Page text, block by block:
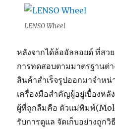
LENSO Wheel
หลังจากได้ล้ออัลลอยด์ ที่สว
การทดสอบตามมาตรฐานต่า
สินค้าสำเร็จรูปออกมาจำหน่
เครื่องมือสำคัญผู้อยู่เบื้องหลั
ผู้ที่ถูกลืมคือ ตัวแม่พิมพ์
รับการดูแล จัดเก็บอย่างถูก